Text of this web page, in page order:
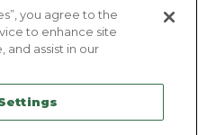
you agree to the
to enhance site
and assist in our